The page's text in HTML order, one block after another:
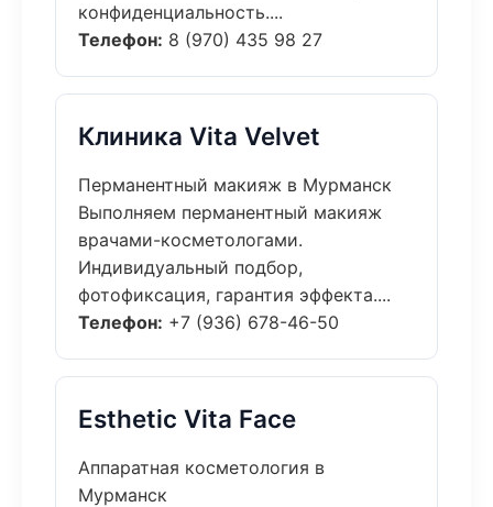
конфиденциальность....
Телефон: 8 (970) 435 98 27
Клиника Vita Velvet
Перманентный макияж в Мурманск
Выполняем перманентный макияж
врачами-косметологами.
Индивидуальный подбор,
фотофиксация, гарантия эффекта....
Телефон: +7 (936) 678-46-50
Esthetic Vita Face
Аппаратная косметология в
Мурманск